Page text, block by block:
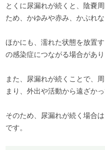
とくに尿漏れが続くと、陰嚢
ため、かゆみや赤み、かぶれ
ほかにも、濡れた状態を放置
の感染症につながる場合があり
また、尿漏れが続くことで、
まり、外出や活動から遠ざか
そのため、尿漏れが続く場合
です。